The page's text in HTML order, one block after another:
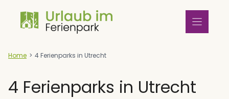
Inhalt
springen
Home > 4 Ferienparks in Utrecht
4 Ferienparks in Utrecht